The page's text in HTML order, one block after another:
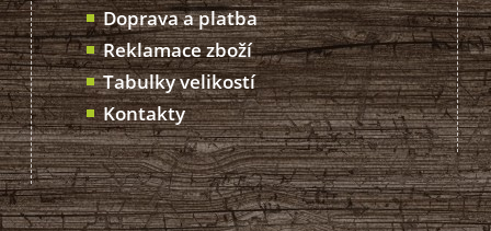
Doprava a platba
Reklamace zboží
Tabulky velikostí
Kontakty